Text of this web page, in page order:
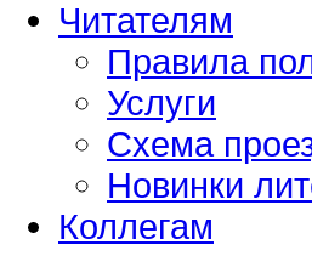
Читателям
Правила
Услуги
Схема
Новинки
Коллегам